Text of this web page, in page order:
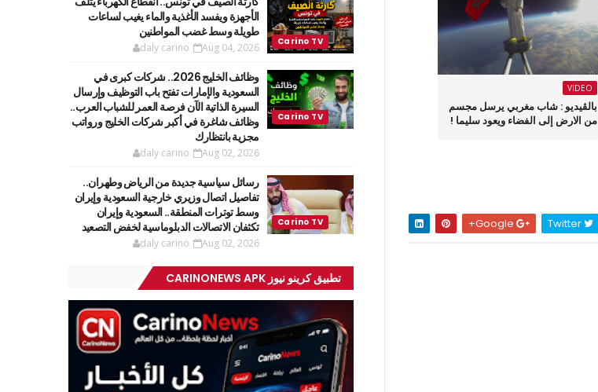
VIDEO
بالڤيديو : شاب مغربي يرسل مجسم
من الارض إلى الفضاء ويعود سليما !
Twitter
الأجهزة ويفسد الأغذية والماء يغيب لساعات
طويلة وسط غضب المواطنين
daly carino Aug 04, 2026
وظائف الخليج 2026.. شركات كبرى في
السعودية والإمارات تفتح باب التوظيف وإرسال
السيرة الذاتية الآن فرصة العمر للشباب العرب..
وظائف شاغرة في أكبر شركات الخليج ورواتب
مجزية بانتظارك
daly carino Aug 02, 2026
رسائل سياسية جديدة من الرياض وطهران..
تفاصيل اتصال وزيري خارجية السعودية وإيران
وسط توترات المنطقة.. السعودية وإيران
تكثفان الاتصالات الدبلوماسية لخفض التصعيد
daly carino Aug 02, 2026
تطبيق كرينو نيوز CARINONEWS APK